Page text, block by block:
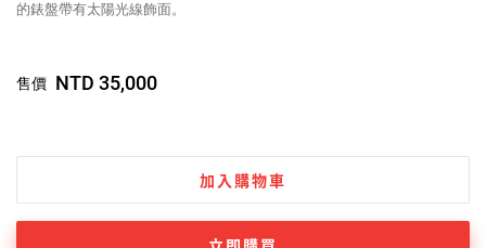
的錶盤帶有太陽光線飾面。
售價 NTD 35,000
加入購物車